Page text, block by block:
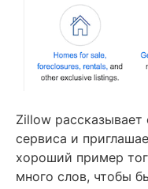
Zillow
сервиса и
хороший пример
много слов, чтобы